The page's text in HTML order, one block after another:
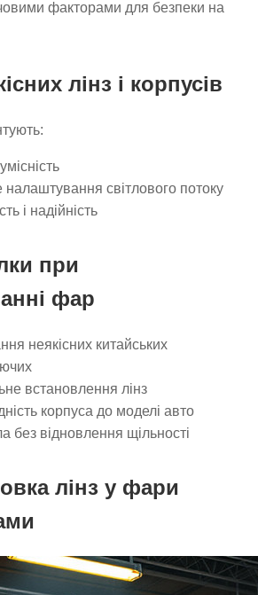
факторами для безпеки на
лінз і корпусів
налаштування світлового потоку
і надійність
при
фар
неякісних китайських
встановлення лінз
корпуса до моделі авто
без відновлення щільності
лінз у фари